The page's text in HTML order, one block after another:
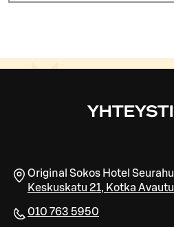
Original Sokos Hotel
Keskuskatu 21, Kotka
010 763 5950